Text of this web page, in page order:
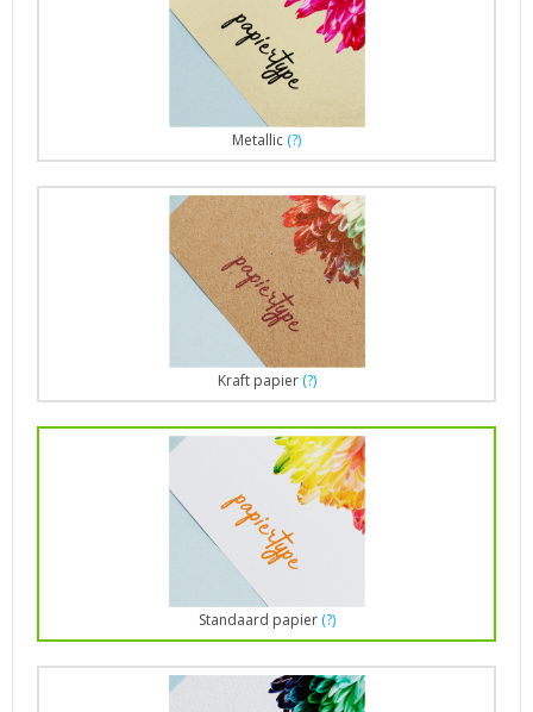
Metallic (?)
Kraft papier (?)
Standaard papier (?)